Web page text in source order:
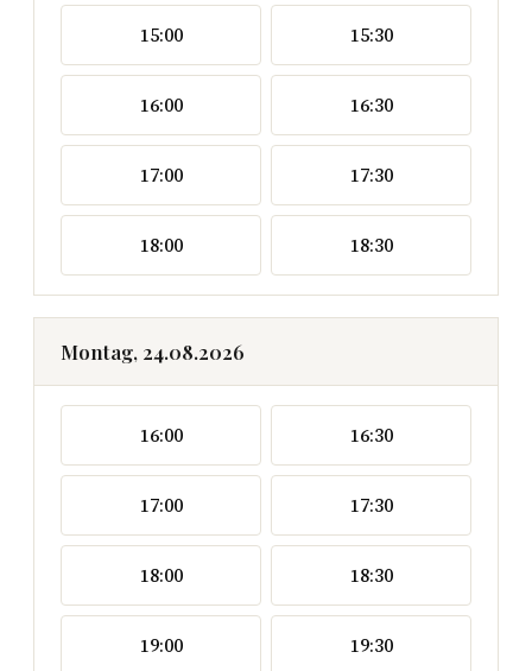
15:00 15:30
16:00 16:30
17:00 17:30
18:00 18:30
Montag, 24.08.2026
16:00 16:30
17:00 17:30
18:00 18:30
19:00 19:30